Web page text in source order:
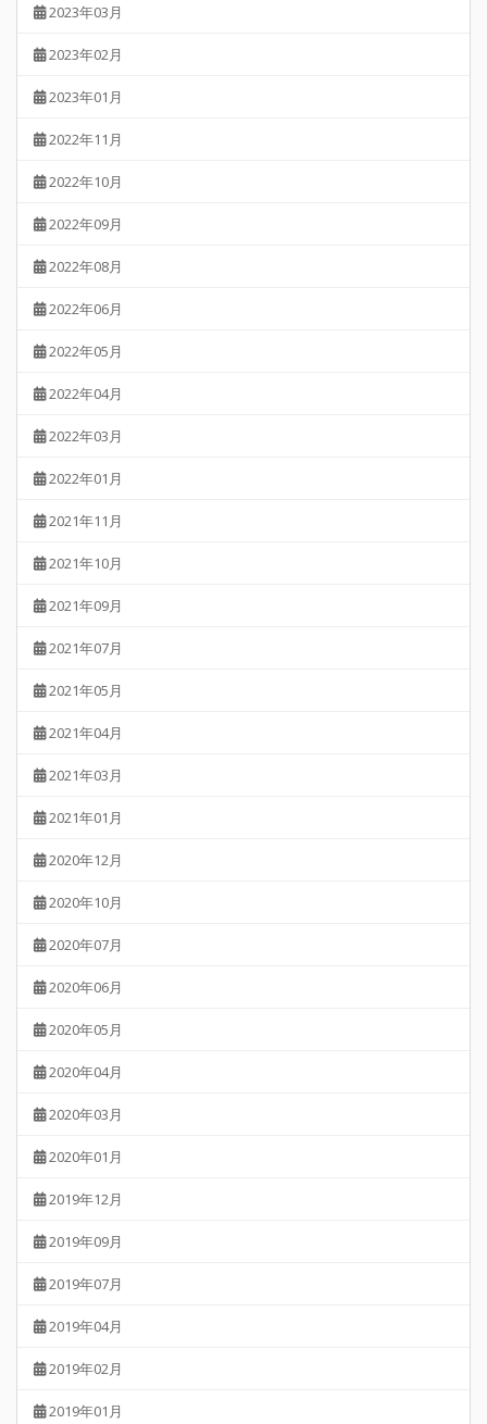
2023年03月
2023年02月
2023年01月
2022年11月
2022年10月
2022年09月
2022年08月
2022年06月
2022年05月
2022年04月
2022年03月
2022年01月
2021年11月
2021年10月
2021年09月
2021年07月
2021年05月
2021年04月
2021年03月
2021年01月
2020年12月
2020年10月
2020年07月
2020年06月
2020年05月
2020年04月
2020年03月
2020年01月
2019年12月
2019年09月
2019年07月
2019年04月
2019年02月
2019年01月